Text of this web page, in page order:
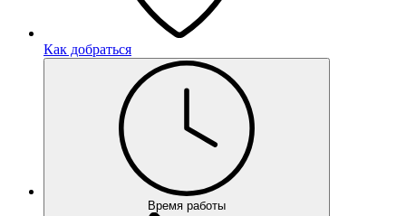
Как добраться
Время работы